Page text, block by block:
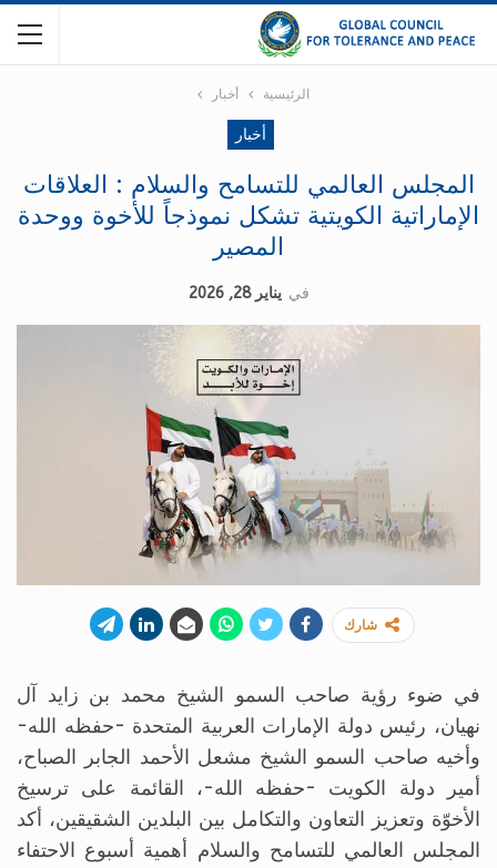
الرئيسية أخبار
أخبار
المجلس العالمي للتسامح والسلام : العلاقات
الإماراتية الكويتية تشكل نموذجاً للأخوة ووحدة
المصير
في يناير 28, 2026
شارك
في ضوء رؤية صاحب السمو الشيخ محمد بن زايد آل
نهيان، رئيس دولة الإمارات العربية المتحدة -حفظه الله-
وأخيه صاحب السمو الشيخ مشعل الأحمد الجابر الصباح،
أمير دولة الكويت -حفظه الله-، القائمة على ترسيخ
الأخوّة وتعزيز التعاون والتكامل بين البلدين الشقيقين، أكد
المجلس العالمي للتسامح والسلام أهمية أسبوع الاحتفاء